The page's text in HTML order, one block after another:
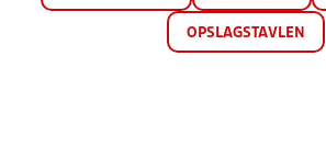
OPSLAGSTAVLEN